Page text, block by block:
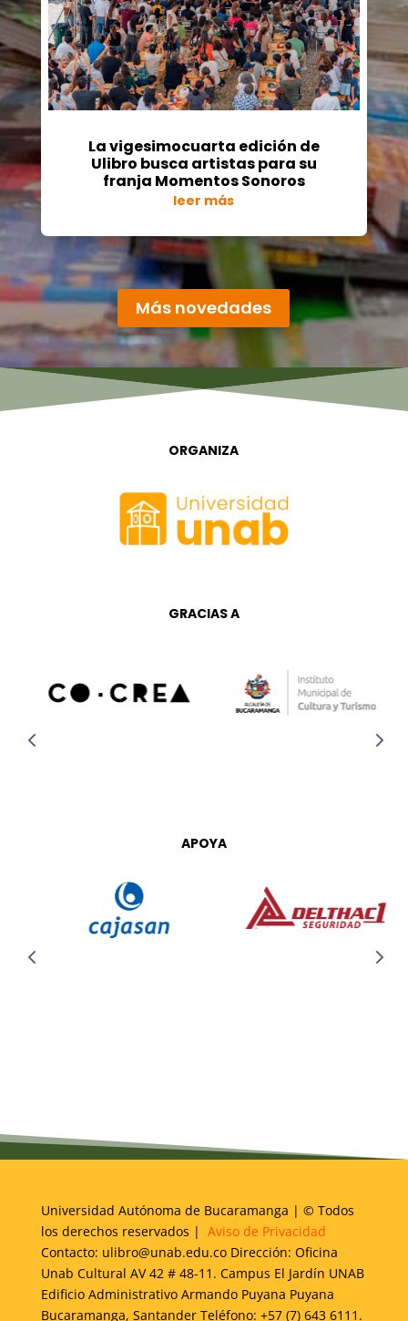
La vigesimocuarta edición de
Ulibro busca artistas para su
franja Momentos Sonoros
leer más
Más novedades
ORGANIZA
GRACIAS A
APOYA
Universidad Autónoma de Bucaramanga | © Todos
los derechos reservados | Aviso de Privacidad
Contacto: ulibro@unab.edu.co Dirección: Oficina
Unab Cultural AV 42 # 48-11. Campus El Jardín UNAB
Edificio Administrativo Armando Puyana Puyana
Bucaramanga, Santander Teléfono: +57 (7) 643 6111.